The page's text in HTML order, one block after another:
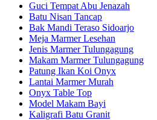
Guci Tempat Abu Jenazah
Batu Nisan Tancap
Bak Mandi Teraso Sidoarjo
Meja Marmer Lesehan
Jenis Marmer Tulungagung
Makam Marmer Tulungagung
Patung Ikan Koi Onyx
Lantai Marmer Murah
Onyx Table Top
Model Makam Bayi
Kaligrafi Batu Granit